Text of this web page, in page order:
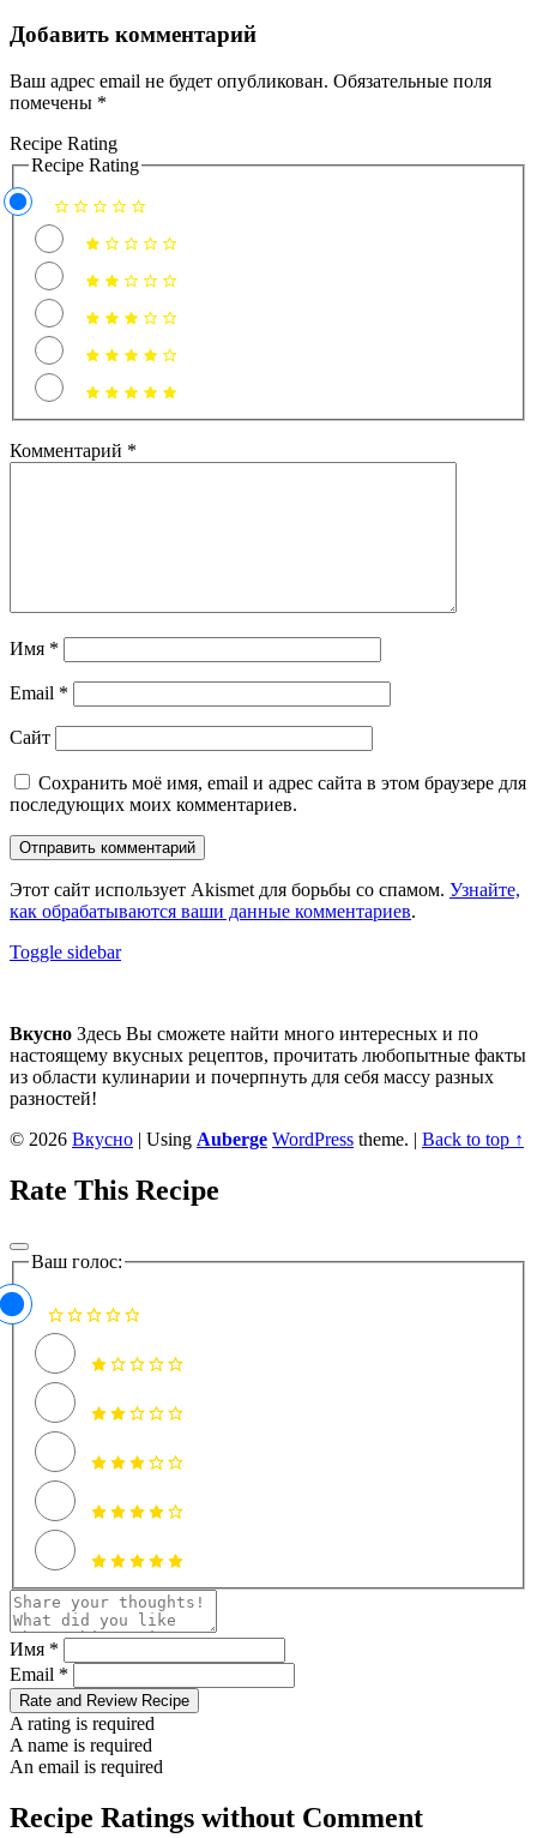
Добавить комментарий
Ваш адрес email не будет опубликован. Обязательные поля
помечены *
Recipe Rating
Recipe Rating
Комментарий *
Имя *
Email *
Сайт
Сохранить моё имя, email и адрес сайта в этом браузере для
последующих моих комментариев.
Этот сайт использует Akismet для борьбы со спамом. Узнайте,
как обрабатываются ваши данные комментариев.
Sidebar
Toggle sidebar
sidebar
Вкусно Здесь Вы сможете найти много интересных и по
настоящему вкусных рецептов, прочитать любопытные факты
из области кулинарии и почерпнуть для себя массу разных
разностей!
© 2026 Вкусно | Using Auberge WordPress theme. | Back to top ↑
Rate This Recipe
Ваш голос:
Имя *
Email *
Rate and Review Recipe
A rating is required
A name is required
An email is required
Recipe Ratings without Comment